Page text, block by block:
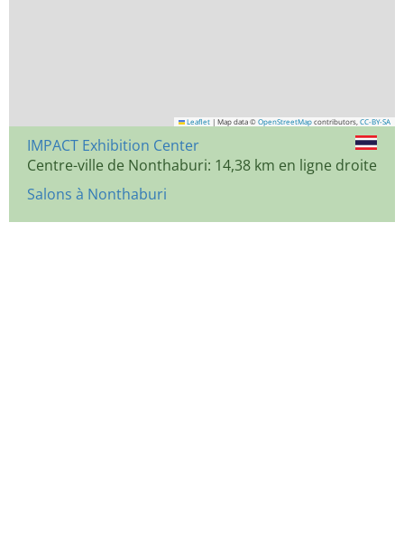
Leaflet | Map data © OpenStreetMap contributors, CC-BY-SA
IMPACT Exhibition Center
Centre-ville de Nonthaburi: 14,38 km en ligne droite
Salons à Nonthaburi